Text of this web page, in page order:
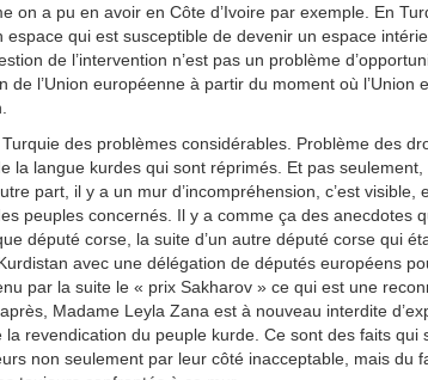
on a pu en avoir en Côte d’Ivoire par exemple. En
espace qui est susceptible de devenir un espace
de l’intervention n’est pas un problème
de l’Union européenne à partir du moment où l’Union
des problèmes considérables. Problème des
la langue kurdes qui sont réprimés. Et pas seulement,
part, il y a un mur d’incompréhension, c’est
peuples concernés. Il y a comme ça des anecdotes
député corse, la suite d’un autre député corse qui
avec une délégation de députés européens
par la suite le « prix Sakharov » ce qui est une
Madame Leyla Zana est à nouveau interdite
la revendication du peuple kurde. Ce sont des faits
non seulement par leur côté inacceptable, mais du